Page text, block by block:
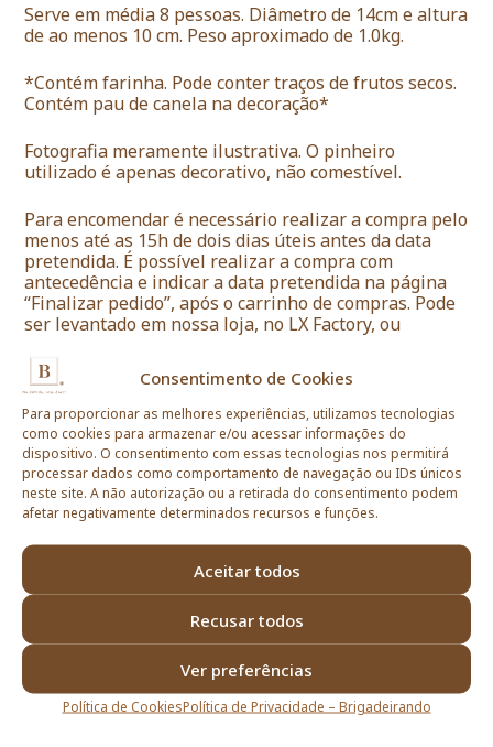
Consentimento de Cookies
Para proporcionar as melhores experiências, utilizamos tecnologias
como cookies para armazenar e/ou acessar informações do
dispositivo. O consentimento com essas tecnologias nos permitirá
processar dados como comportamento de navegação ou IDs únicos
neste site. A não autorização ou a retirada do consentimento podem
afetar negativamente determinados recursos e funções.
Aceitar todos
Recusar todos
Ver preferências
Política de CookiesPolítica de Privacidade – Brigadeirando
Serve em média 8 pessoas. Diâmetro de 14cm e altura
de ao menos 10 cm. Peso aproximado de 1.0kg.
*Contém farinha. Pode conter traços de frutos secos.
Contém pau de canela na decoração*
Fotografia meramente ilustrativa. O pinheiro
utilizado é apenas decorativo, não comestível.
Para encomendar é necessário realizar a compra pelo
menos até as 15h de dois dias úteis antes da data
pretendida. É possível realizar a compra com
antecedência e indicar a data pretendida na página
“Finalizar pedido”, após o carrinho de compras. Pode
ser levantado em nossa loja, no LX Factory, ou
Lisboa, Oeiras, Cascais, Amadora, Odivelas, Loures,
Sintra, Mafra, Almada e Seixal entre segunda-feira e
sábado, exceto feriados.
Esgotado
Observações do cliente: